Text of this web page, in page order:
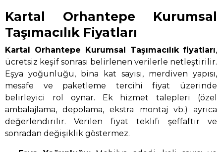
Kartal Orhantepe Kurumsal
Taşımacılık Fiyatları
Kartal Orhantepe Kurumsal Taşımacılık fiyatları,
ücretsiz keşif sonrası belirlenen verilerle netleştirilir.
Eşya yoğunluğu, bina kat sayısı, merdiven yapısı,
mesafe ve paketleme tercihi fiyat üzerinde
belirleyici rol oynar. Ek hizmet talepleri (özel
ambalajlama, depolama, ekstra montaj vb.) ayrıca
değerlendirilir. Verilen fiyat teklifi şeffaftır ve
sonradan değişiklik göstermez.